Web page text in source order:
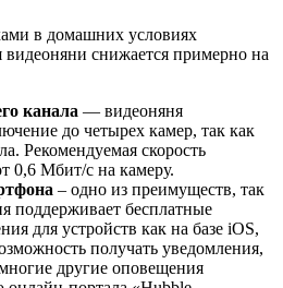
в домашних условиях
видеоняни снижается примерно на
канала — видеоняня
до четырех камер, так как
Рекомендуемая скорость
0,6 Мбит/с на камеру.
– одно из преимуществ, так
поддерживает бесплатные
для устройств как на базе iOS,
получать уведомления,
другие оповещения